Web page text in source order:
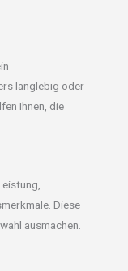
langlebig oder
Ihnen, die
Diese
ausmachen.